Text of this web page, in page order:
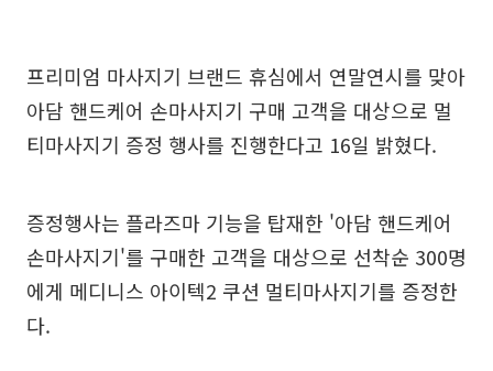
프리미엄 마사지기 브랜드 휴심에서 연말연시를 맞아
아담 핸드케어 손마사지기 구매 고객을 대상으로 멀
티마사지기 증정 행사를 진행한다고 16일 밝혔다.
증정행사는 플라즈마 기능을 탑재한 '아담 핸드케어
손마사지기'를 구매한 고객을 대상으로 선착순 300명
에게 메디니스 아이텍2 쿠션 멀티마사지기를 증정한
다.